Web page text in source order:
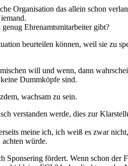
Organisation das allein schon
Ehrenamtsmitarbeiter gibt?
beurteilen können, weil sie zu
will und wenn, dann
Dummköpfe sind.
wachsam zu sein.
verstanden werde, dies zur
meine ich, ich weiß es zwar
würde.
Sponsering fördert. Wenn schon der